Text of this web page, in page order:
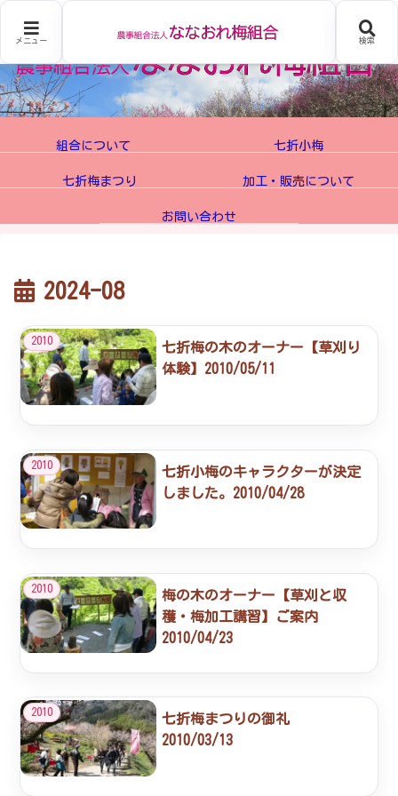
組合について 七折小梅
七折梅まつり 加工・販売について
お問い合わせ
2024-08
2010
七折梅の木のオーナー【草刈り
体験】2010/05/11
2010
七折小梅のキャラクターが決定
しました。2010/04/28
2010
梅の木のオーナー【草刈と収
穫・梅加工講習】ご案内
2010/04/23
2010
七折梅まつりの御礼
2010/03/13
メニュー 検索